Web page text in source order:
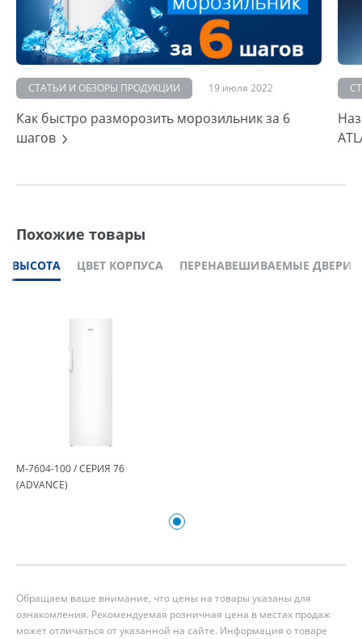
СТАТЬИ И ОБЗОРЫ ПРОДУКЦИИ 19 июля 2022
Как быстро разморозить морозильник за 6
шагов
Похожие товары
ВЫСОТА ЦВЕТ КОРПУСА ПЕРЕНАВЕШИВАЕМЫЕ ДВЕРИ
М-7604-100 / СЕРИЯ 76
(ADVANCE)
Обращаем ваше внимание, что цены на товары указаны для
ознакомления. Рекомендуемая розничная цена в местах продаж
может отличаться от указанной на сайте. Информация о товаре